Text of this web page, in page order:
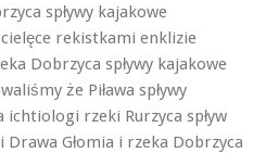
spływy kajakowe
rekistkami enklizie
Dobrzyca spływy kajakowe
że Piława spływy
ichtiologi rzeki Rurzyca spływ
Głomia i rzeka Dobrzyca